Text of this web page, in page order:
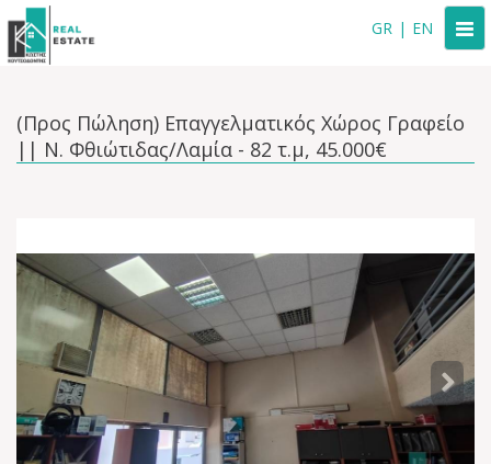
GR | EN
(Προς Πώληση) Επαγγελματικός Χώρος Γραφείο
|| Ν. Φθιώτιδας/Λαμία - 82 τ.μ, 45.000€